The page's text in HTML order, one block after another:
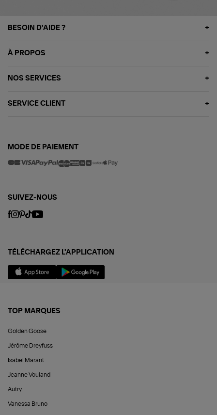
BESOIN D'AIDE ?
À PROPOS
NOS SERVICES
SERVICE CLIENT
MODE DE PAIEMENT
SUIVEZ-NOUS
TÉLÉCHARGEZ L'APPLICATION
TOP MARQUES
Golden Goose
Jérôme Dreyfuss
Isabel Marant
Jeanne Vouland
Autry
Vanessa Bruno